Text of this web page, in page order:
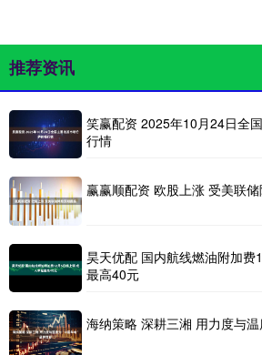
推荐资讯
笑赢配资 2025年10月24日全
行情
赢赢顺配资 欧股上涨 受美联
昊天优配 国内航线燃油附加
最高40元
海纳策略 深耕三湘 用力度与